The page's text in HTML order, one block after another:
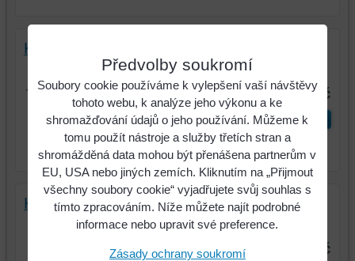
Křídlo LEMKEN SMARAGD L 337 4421
Křídlo lomené levé 11 mm
270 Kč
ks Do košíku
Křídlo LEMKEN P 337 4428
Křídlo lomené pravé FL23D
150 Kč
Předvolby soukromí
Soubory cookie používáme k vylepšení vaší návštěvy
tohoto webu, k analýze jeho výkonu a ke
shromažďování údajů o jeho používání. Můžeme k
tomu použít nástroje a služby třetích stran a
shromážděná data mohou být přenášena partnerům v
EU, USA nebo jiných zemích. Kliknutím na „Přijmout
všechny soubory cookie“ vyjadřujete svůj souhlas s
tímto zpracováním. Níže můžete najít podrobné
informace nebo upravit své preference.
Zásady ochrany soukromí